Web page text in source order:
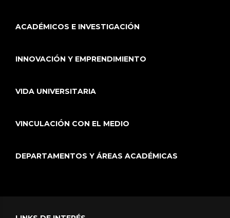
ACADÉMICOS E INVESTIGACIÓN
INNOVACIÓN Y EMPRENDIMIENTO
VIDA UNIVERSITARIA
VINCULACIÓN CON EL MEDIO
DEPARTAMENTOS Y ÁREAS ACADÉMICAS